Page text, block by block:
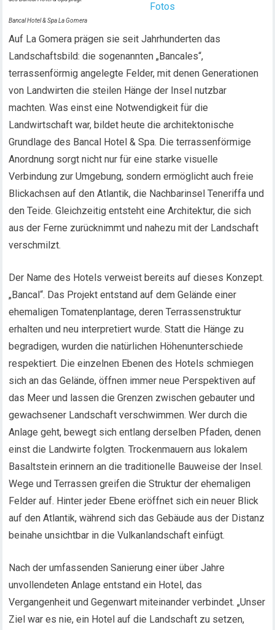
Bancal Hotel & Spa La Gomera
Fotos
Auf La Gomera prägen sie seit Jahrhunderten das
Landschaftsbild: die sogenannten „Bancales“,
terrassenförmig angelegte Felder, mit denen Generationen
von Landwirten die steilen Hänge der Insel nutzbar
machten. Was einst eine Notwendigkeit für die
Landwirtschaft war, bildet heute die architektonische
Grundlage des Bancal Hotel & Spa. Die terrassenförmige
Anordnung sorgt nicht nur für eine starke visuelle
Verbindung zur Umgebung, sondern ermöglicht auch freie
Blickachsen auf den Atlantik, die Nachbarinsel Teneriffa und
den Teide. Gleichzeitig entsteht eine Architektur, die sich
aus der Ferne zurücknimmt und nahezu mit der Landschaft
verschmilzt.
Der Name des Hotels verweist bereits auf dieses Konzept.
„Bancal“. Das Projekt entstand auf dem Gelände einer
ehemaligen Tomatenplantage, deren Terrassenstruktur
erhalten und neu interpretiert wurde. Statt die Hänge zu
begradigen, wurden die natürlichen Höhenunterschiede
respektiert. Die einzelnen Ebenen des Hotels schmiegen
sich an das Gelände, öffnen immer neue Perspektiven auf
das Meer und lassen die Grenzen zwischen gebauter und
gewachsener Landschaft verschwimmen. Wer durch die
Anlage geht, bewegt sich entlang derselben Pfaden, denen
einst die Landwirte folgten. Trockenmauern aus lokalem
Basaltstein erinnern an die traditionelle Bauweise der Insel.
Wege und Terrassen greifen die Struktur der ehemaligen
Felder auf. Hinter jeder Ebene eröffnet sich ein neuer Blick
auf den Atlantik, während sich das Gebäude aus der Distanz
beinahe unsichtbar in die Vulkanlandschaft einfügt.
Nach der umfassenden Sanierung einer über Jahre
unvollendeten Anlage entstand ein Hotel, das
Vergangenheit und Gegenwart miteinander verbindet. „Unser
Ziel war es nie, ein Hotel auf die Landschaft zu setzen,